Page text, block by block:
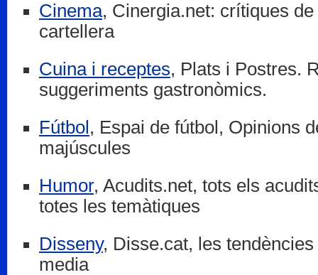
Cinema, Cinergia.net: crítiques
cartellera
Cuina i receptes, Plats i Postres.
suggeriments gastronòmics.
Fútbol , Espai de fútbol, Opinions
majúscules
Humor, Acudits.net, tots els
totes les temàtiques
Disseny, Disse.cat, les
media